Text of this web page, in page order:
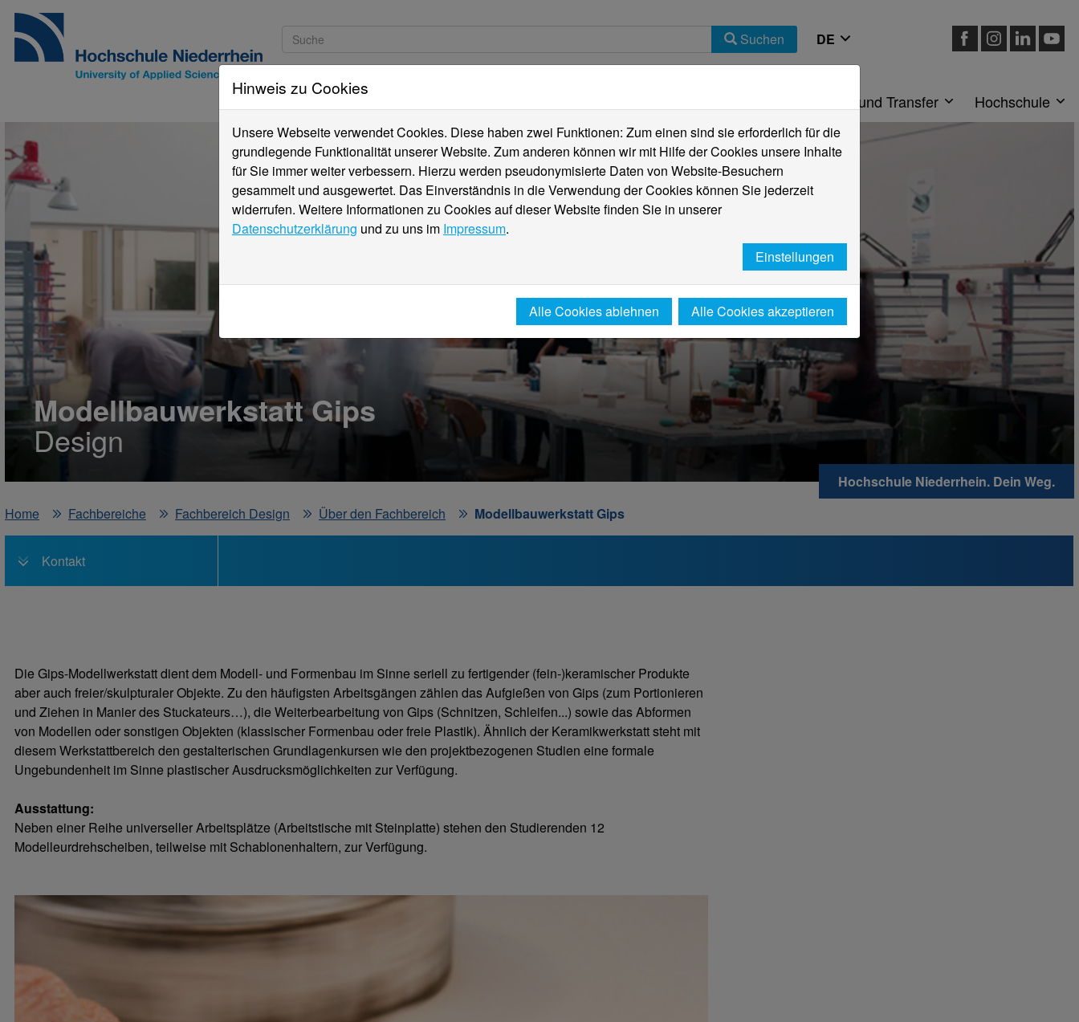
Suchen
Studieninteressierte Forschung und Transfer Hochschule
Modellbauwerkstatt Gips
Design
Hochschule Niederrhein. Dein Weg.
Home
Fachbereiche Fachbereich Design Über den Fachbereich Modellbauwerkstatt Gips
Kontakt
Die Gips-Modellwerkstatt dient dem Modell- und Formenbau im Sinne seriell zu fertigender (fein-)keramischer Produkte
aber auch freier/skulpturaler Objekte. Zu den häufigsten Arbeitsgängen zählen das Aufgießen von Gips (zum Portionieren
und Ziehen in Manier des Stuckateurs…), die Weiterbearbeitung von Gips (Schnitzen, Schleifen...) sowie das Abformen
von Modellen oder sonstigen Objekten (klassischer Formenbau oder freie Plastik). Ähnlich der Keramikwerkstatt steht mit
diesem Werkstattbereich den gestalterischen Grundlagenkursen wie den projektbezogenen Studien eine formale
Ungebundenheit im Sinne plastischer Ausdrucksmöglichkeiten zur Verfügung.
Ausstattung:
Neben einer Reihe universeller Arbeitsplätze (Arbeitstische mit Steinplatte) stehen den Studierenden 12
Modelleurdrehscheiben, teilweise mit Schablonenhaltern, zur Verfügung.
Hinweis zu Cookies
Unsere Webseite verwendet Cookies. Diese haben zwei Funktionen: Zum einen sind sie erforderlich für die
grundlegende Funktionalität unserer Website. Zum anderen können wir mit Hilfe der Cookies unsere Inhalte
für Sie immer weiter verbessern. Hierzu werden pseudonymisierte Daten von Website-Besuchern
gesammelt und ausgewertet. Das Einverständnis in die Verwendung der Cookies können Sie jederzeit
widerrufen. Weitere Informationen zu Cookies auf dieser Website finden Sie in unserer
Datenschutzerklärung und zu uns im Impressum.
Einstellungen
Alle Cookies ablehnen Alle Cookies akzeptieren